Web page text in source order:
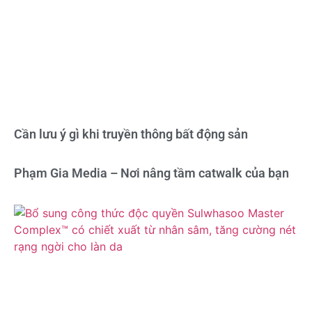
Cần lưu ý gì khi truyền thông bất động sản
Phạm Gia Media – Nơi nâng tầm catwalk của bạn